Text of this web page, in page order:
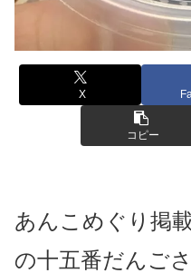
X
コピー
あんこめぐり掲
の十五番だんご